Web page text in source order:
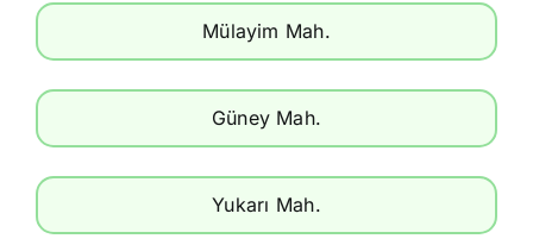
Mülayim Mah.
Güney Mah.
Yukarı Mah.